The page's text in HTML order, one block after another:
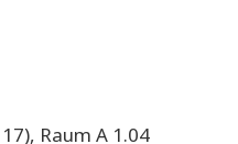
Raum A 1.04